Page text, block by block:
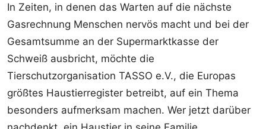
In Zeiten, in denen das Warten auf die nächste
Gasrechnung Menschen nervös macht und bei der
Gesamtsumme an der Supermarktkasse der
Schweiß ausbricht, möchte die
Tierschutzorganisation TASSO e.V., die Europas
größtes Haustierregister betreibt, auf ein Thema
besonders aufmerksam machen. Wer jetzt darüber